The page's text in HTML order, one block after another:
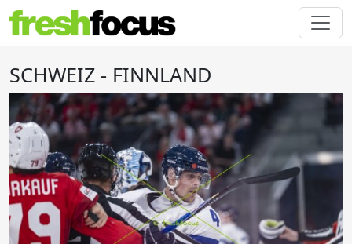
SCHWEIZ - FINNLAND